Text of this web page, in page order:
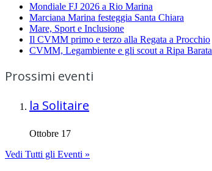
Mondiale FJ 2026 a Rio Marina
Marciana Marina festeggia Santa Chiara
Mare, Sport e Inclusione
Il CVMM primo e terzo alla Regata a Procchio
CVMM, Legambiente e gli scout a Ripa Barata
Prossimi eventi
la Solitaire
Ottobre 17
Vedi Tutti gli Eventi »